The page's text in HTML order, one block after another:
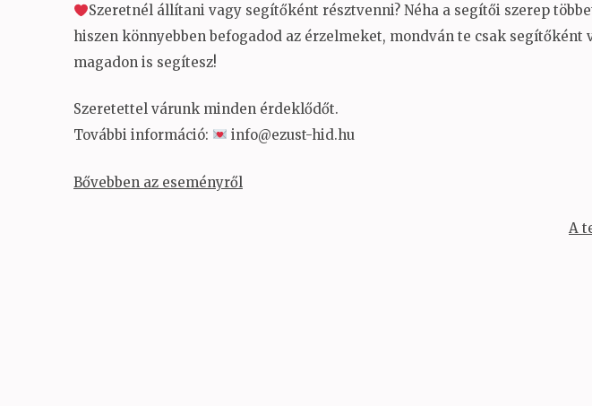
Szeretnél állítani vagy segítőként résztvenni? Néha a segítői szerep
hiszen könnyebben befogadod az érzelmeket, mondván te csak segítőként
magadon is segítesz!
Szeretettel várunk minden érdeklődőt.
További információ:
info@ezust-hid.hu
Bővebben az eseményről
A